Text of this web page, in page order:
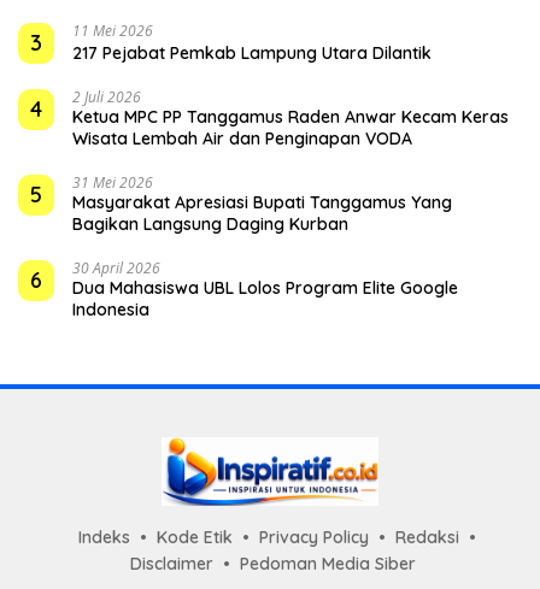
3 11 Mei 2026
217 Pejabat Pemkab Lampung Utara Dilantik
4 2 Juli 2026
Ketua MPC PP Tanggamus Raden Anwar Kecam Keras
Wisata Lembah Air dan Penginapan VODA
5 31 Mei 2026
Masyarakat Apresiasi Bupati Tanggamus Yang
Bagikan Langsung Daging Kurban
6 30 April 2026
Dua Mahasiswa UBL Lolos Program Elite Google
Indonesia
Indeks Kode Etik Privacy Policy
Redaksi
Disclaimer
Pedoman Media Siber